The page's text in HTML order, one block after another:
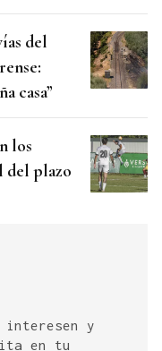
del
casa”
los
del plazo
interesen y
en tu